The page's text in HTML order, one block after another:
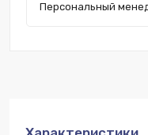
Персональный